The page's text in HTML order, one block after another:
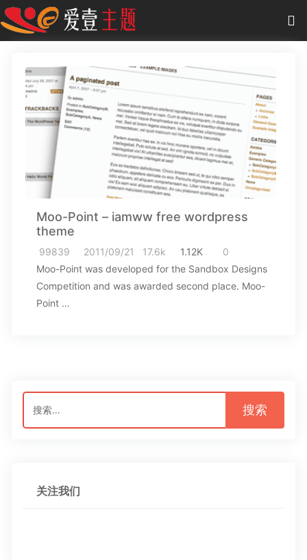
主题
插件
Moo-Point – iamww free wordpress
theme
99839 2011/09/21 17.6k 1.12K
0
Moo-Point was developed for the Sandbox Designs
Competition and was awarded second place. Moo-
Point …
搜
索：
关注我们